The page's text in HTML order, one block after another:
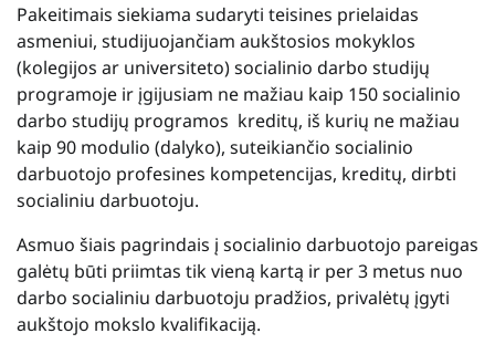
Pakeitimais siekiama sudaryti teisines prielaidas
asmeniui, studijuojančiam aukštosios mokyklos
(kolegijos ar universiteto) socialinio darbo studijų
programoje ir įgijusiam ne mažiau kaip 150 socialinio
darbo studijų programos kreditų, iš kurių ne mažiau
kaip 90 modulio (dalyko), suteikiančio socialinio
darbuotojo profesines kompetencijas, kreditų, dirbti
socialiniu darbuotoju.
Asmuo šiais pagrindais į socialinio darbuotojo pareigas
galėtų būti priimtas tik vieną kartą ir per 3 metus nuo
darbo socialiniu darbuotoju pradžios, privalėtų įgyti
aukštojo mokslo kvalifikaciją.